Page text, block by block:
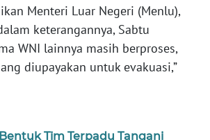
Menteri Luar Negeri (Menlu),
keterangannya, Sabtu
WNI lainnya masih berproses,
diupayakan untuk evakuasi,”
Tim Terpadu Tangani